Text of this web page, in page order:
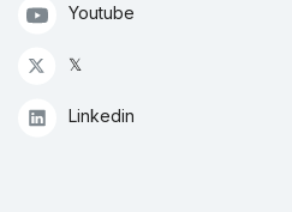
Youtube
𝕏
Linkedin